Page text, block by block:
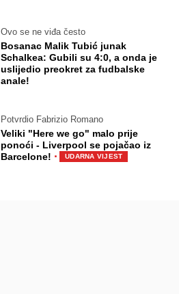
Ovo se ne viđa često
Bosanac Malik Tubić junak
Schalkea: Gubili su 4:0, a onda je
uslijedio preokret za fudbalske
anale!
Potvrdio Fabrizio Romano
Veliki "Here we go" malo prije
ponoći - Liverpool se pojačao iz
Barcelone! · UDARNA VIJEST